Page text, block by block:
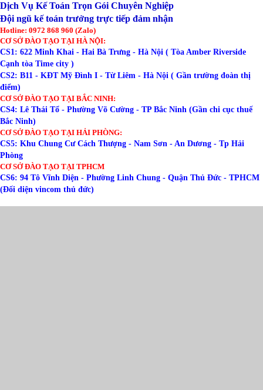
Dịch Vụ Kế Toán Trọn Gói Chuyên Nghiệp
Đội ngũ kế toán trưởng trực tiếp đảm nhận
Hotline: 0972 868 960 (Zalo)
CƠ SỞ ĐÀO TẠO TẠI HÀ NỘI:
CS1: 622 Minh Khai - Hai Bà Trưng - Hà Nội ( Tòa Amber Riverside
Cạnh tòa Time city )
CS2: B11 - KĐT Mỹ Đình I - Từ Liêm - Hà Nội ( Gần trường đoàn thị
điểm)
CƠ SỞ ĐÀO TẠO TẠI BẮC NINH:
CS4: Lê Thái Tổ - Phường Võ Cường - TP Bắc Ninh (Gần chi cục thuế
Bắc Ninh)
CƠ SỞ ĐÀO TẠO TẠI HẢI PHÒNG:
CS5: Khu Chung Cư Cách Thượng - Nam Sơn - An Dương - Tp Hải
Phòng
CƠ SỞ ĐÀO TẠO TẠI TPHCM
CS6: 94 Tô Vĩnh Diện - Phường Linh Chung - Quận Thủ Đức - TPHCM
(Đối diện vincom thủ đức)